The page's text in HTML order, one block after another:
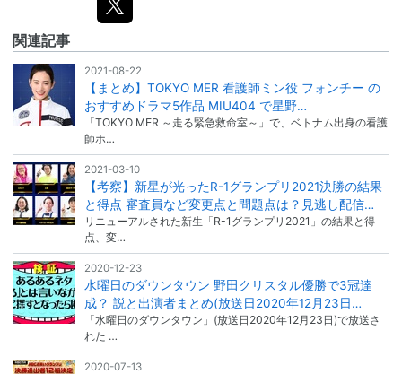
関連記事
2021-08-22
【まとめ】TOKYO MER 看護師ミン役 フォンチー の
おすすめドラマ5作品 MIU404 で星野…
「TOKYO MER ～走る緊急救命室～」で、ベトナム出身の看護
師ホ…
2021-03-10
【考察】新星が光ったR-1グランプリ2021決勝の結果
と得点 審査員など変更点と問題点は？見逃し配信…
リニューアルされた新生「R-1グランプリ2021」の結果と得
点、変…
2020-12-23
水曜日のダウンタウン 野田クリスタル優勝で3冠達
成？ 説と出演者まとめ(放送日2020年12月23日…
「水曜日のダウンタウン」(放送日2020年12月23日)で放送さ
れた …
2020-07-13